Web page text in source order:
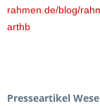
rahmen.de/blog/
arthb
Presseartikel